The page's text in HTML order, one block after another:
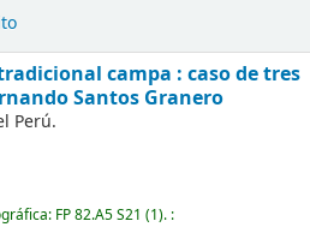
campa : caso de tres
Santos Granero
Perú.
FP 82.A5 S21 (1). :